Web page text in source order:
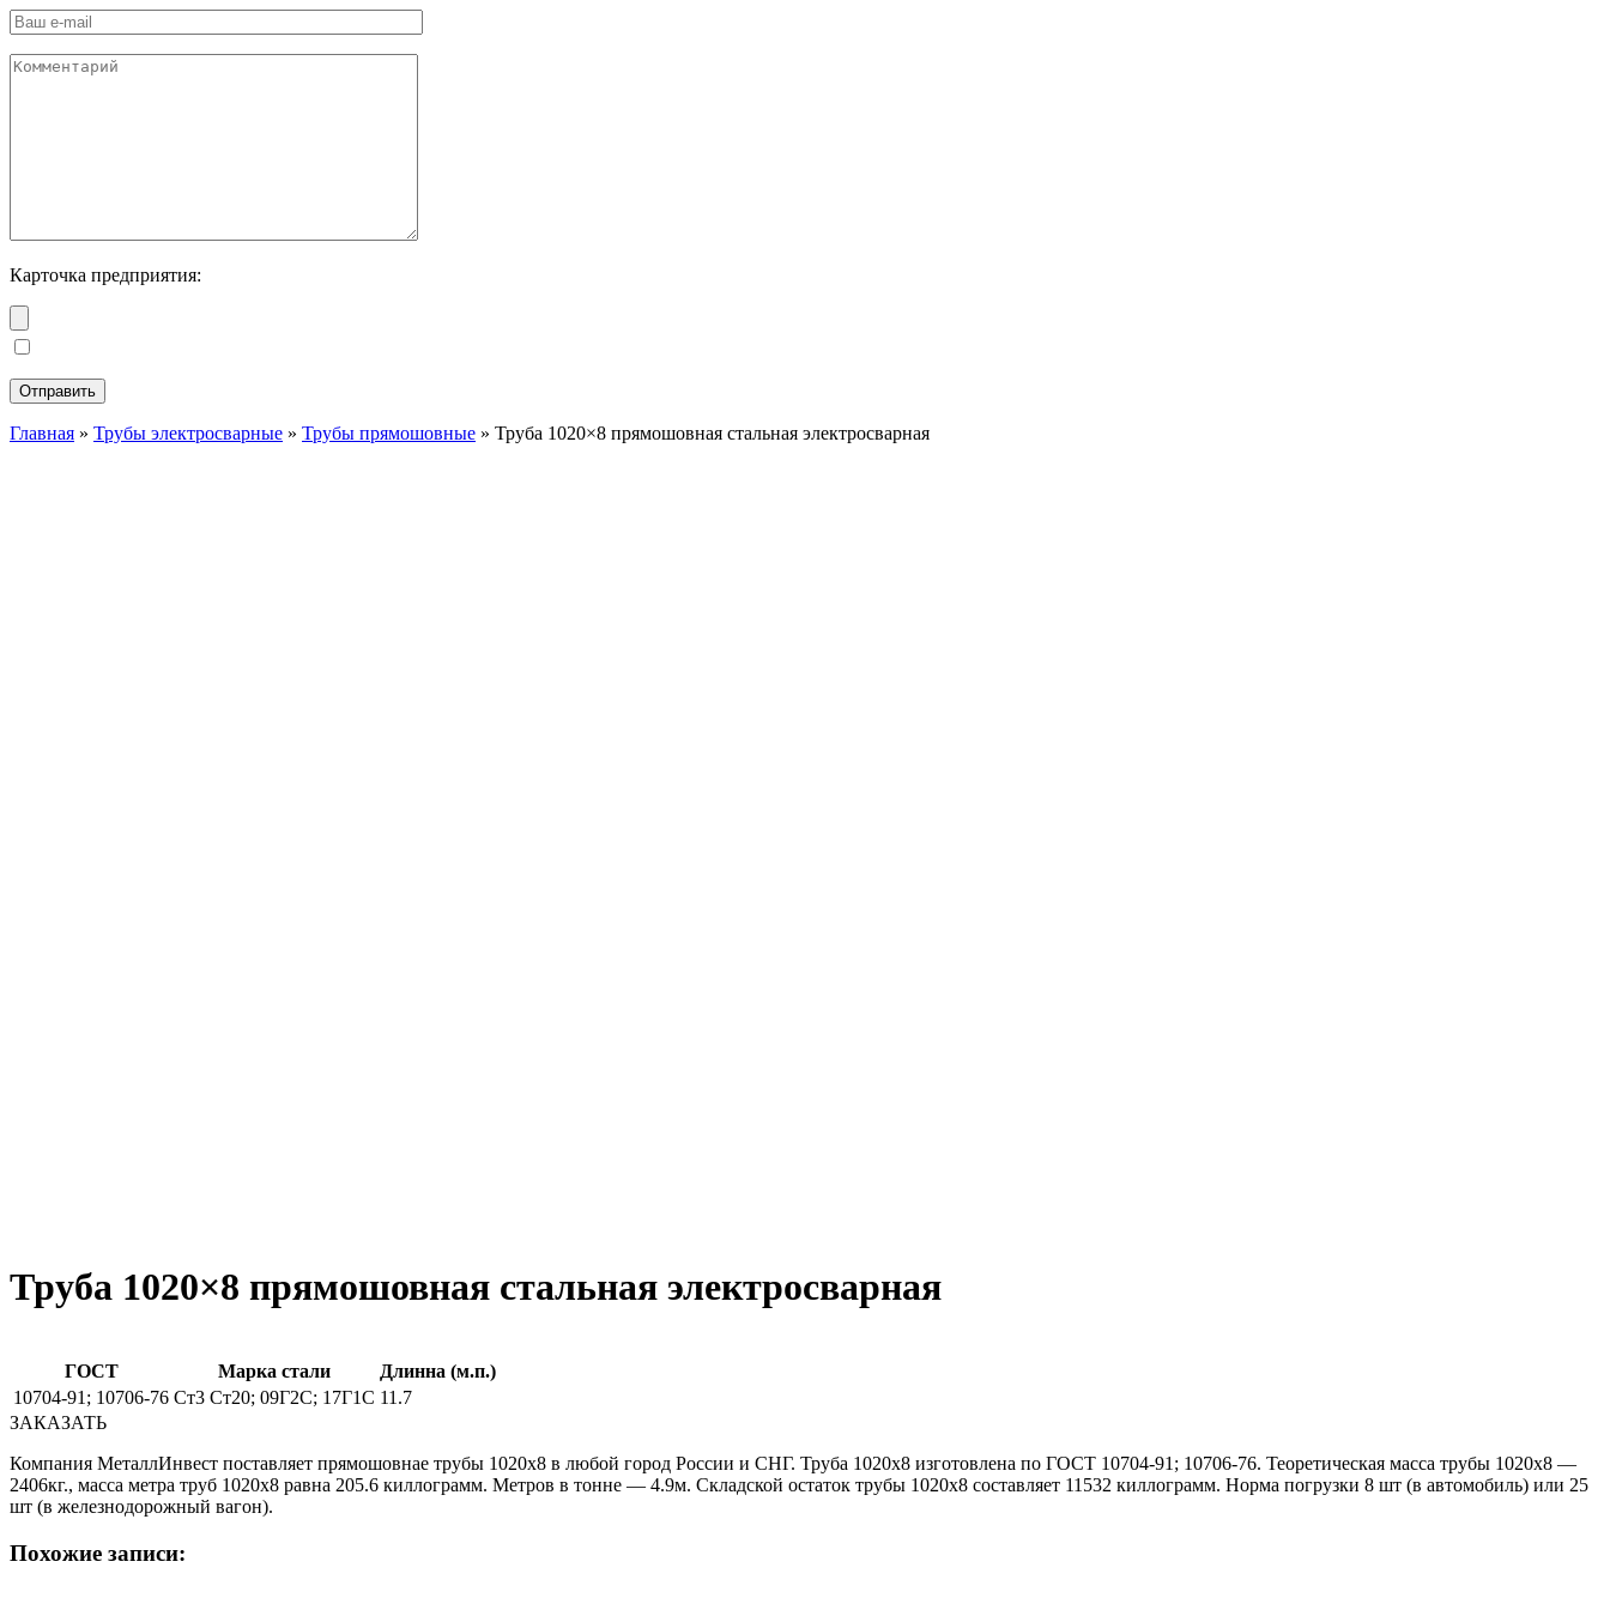
Карточка предприятия:
Главная » Трубы электросварные » Трубы прямошовные » Труба 1020×8 прямошовная стальная электросварная
Труба 1020×8 прямошовная стальная электросварная
ГОСТ Марка стали
Длинна (м.п.)
10704-91; 10706-76 Ст3 Ст20; 09Г2С; 17Г1С 11.7
ЗАКАЗАТЬ
Компания МеталлИнвест поставляет прямошовнае трубы 1020х8 в любой город России и СНГ. Труба 1020х8 изготовлена по ГОСТ 10704-91; 10706-76. Теоретическая масса трубы 1020х8 —
2406кг., масса метра труб 1020х8 равна 205.6 киллограмм. Метров в тонне — 4.9м. Складской остаток трубы 1020х8 составляет 11532 киллограмм. Норма погрузки 8 шт (в автомобиль) или 25
шт (в железнодорожный вагон).
Похожие записи: